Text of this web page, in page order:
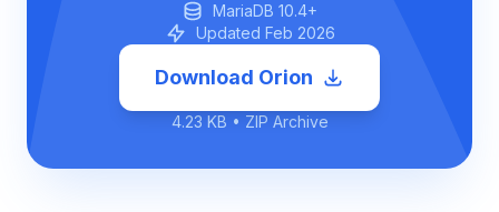
MariaDB 10.4+
Updated Feb 2026
Download Orion
4.23 KB • ZIP Archive